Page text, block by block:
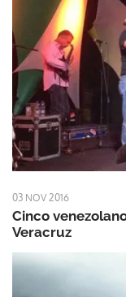
03 NOV 2016
Cinco
Veracruz